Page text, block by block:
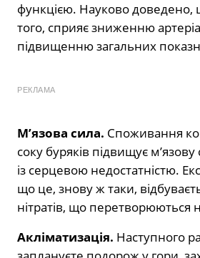
функцією. Науково доведено,
того, сприяє зниженню
підвищенню загальних
РЕКЛАМА
М’язова сила. Споживання
соку буряків підвищує м’язову
із серцевою недостатністю.
що це, знову ж таки,
нітратів, що перетворюються
Акліматизація. Наступного